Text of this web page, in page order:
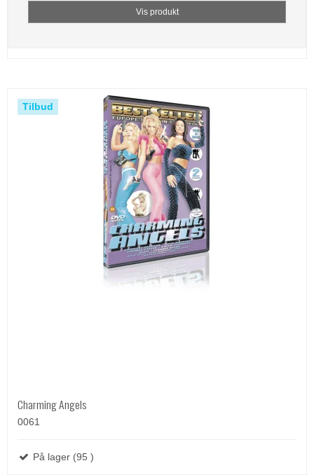
Vis produkt
Tilbud
Charming Angels
0061
På lager (95 )